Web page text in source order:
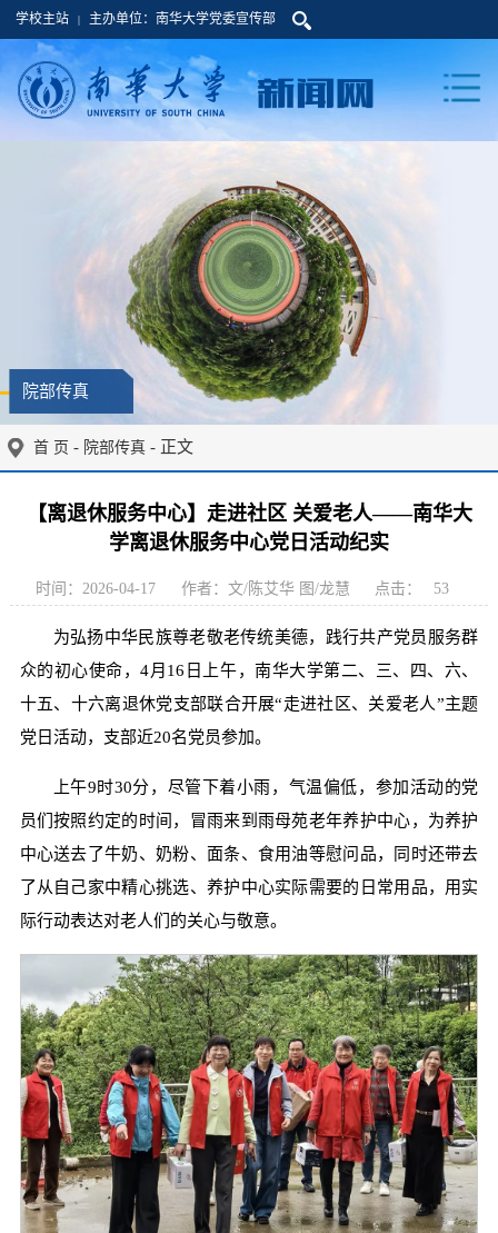
学校主站 | 主办单位：南华大学党委宣传部
院部传真
首 页 - 院部传真 - 正文
【离退休服务中心】走进社区 关爱老人——南华大
学离退休服务中心党日活动纪实
时间：2026-04-17 作者：文/陈艾华 图/龙慧 点击： 53
为弘扬中华民族尊老敬老传统美德，践行共产党员服务群
众的初心使命，4月16日上午，南华大学第二、三、四、六、
十五、十六离退休党支部联合开展“走进社区、关爱老人”主题
党日活动，支部近20名党员参加。
上午9时30分，尽管下着小雨，气温偏低，参加活动的党
员们按照约定的时间，冒雨来到雨母苑老年养护中心，为养护
中心送去了牛奶、奶粉、面条、食用油等慰问品，同时还带去
了从自己家中精心挑选、养护中心实际需要的日常用品，用实
际行动表达对老人们的关心与敬意。